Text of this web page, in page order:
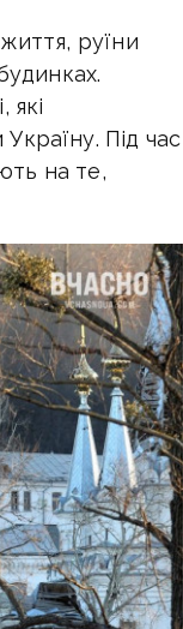
руїни
які
Під час
на те,